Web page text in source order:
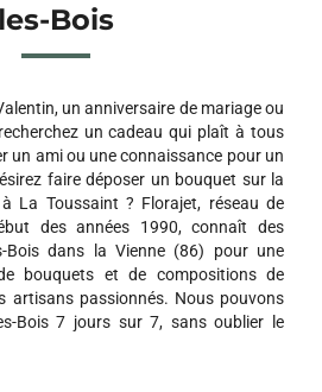
les-Bois
un anniversaire de mariage ou
un cadeau qui plaît à tous
un ami ou une connaissance pour un
faire déposer un bouquet sur la
La Toussaint ? Florajet, réseau de
des années 1990, connaît des
Bois dans la Vienne (86) pour une
bouquets et de compositions de
artisans passionnés. Nous pouvons
Bois 7 jours sur 7, sans oublier le